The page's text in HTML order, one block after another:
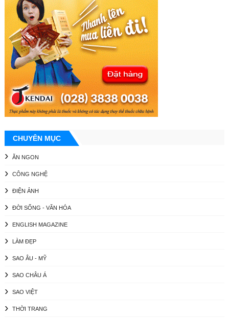
CHUYÊN MỤC
ĂN NGON
CÔNG NGHỆ
ĐIỆN ẢNH
ĐỜI SỐNG - VĂN HÓA
ENGLISH MAGAZINE
LÀM ĐẸP
SAO ÂU - MỸ
SAO CHÂU Á
SAO VIỆT
THỜI TRANG